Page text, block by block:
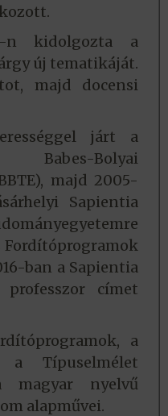
n kidolgozta a
új tematikáját.
majd docensi
járt a
Bolyai
majd 2005-
Sapientia
Fordítóprogramok
ban a Sapientia
címet
a
a Típuselmélet
magyar nyelvű
alapművei.